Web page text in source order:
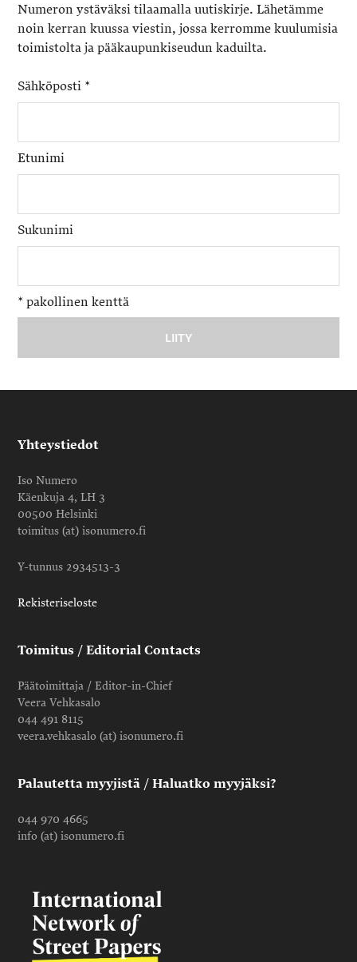
Numeron ystäväksi tilaamalla uutiskirje. Lähetämme
noin kerran kuussa viestin, jossa kerromme kuulumisia
toimistolta ja pääkaupunkiseudun kaduilta.
Sähköposti *
Etunimi
Sukunimi
* pakollinen kenttä
Yhteystiedot
Iso Numero
Käenkuja 4, LH 3
00500 Helsinki
toimitus (at) isonumero.fi
Y-tunnus 2934513-3
Rekisteriseloste
Toimitus / Editorial Contacts
Päätoimittaja / Editor-in-Chief
Veera Vehkasalo
044 491 8115
veera.vehkasalo (at) isonumero.fi
Palautetta myyjistä / Haluatko myyjäksi?
044 970 4665
info (at) isonumero.fi